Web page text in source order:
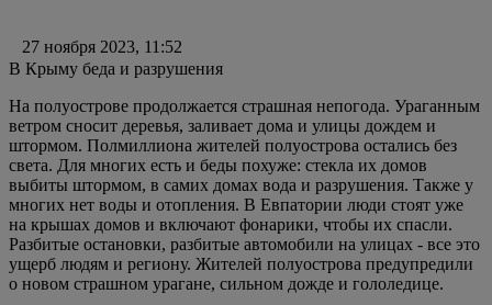
27 ноября 2023, 11:52
В Крыму беда и разрушения
На полуострове продолжается страшная непогода. Ураганным
ветром сносит деревья, заливает дома и улицы дождем и
штормом. Полмиллиона жителей полуострова остались без
света. Для многих есть и беды похуже: стекла их домов
выбиты штормом, в самих домах вода и разрушения. Также у
многих нет воды и отопления. В Евпатории люди стоят уже
на крышах домов и включают фонарики, чтобы их спасли.
Разбитые остановки, разбитые автомобили на улицах - все это
ущерб людям и региону. Жителей полуострова предупредили
о новом страшном урагане, сильном дожде и гололедице.